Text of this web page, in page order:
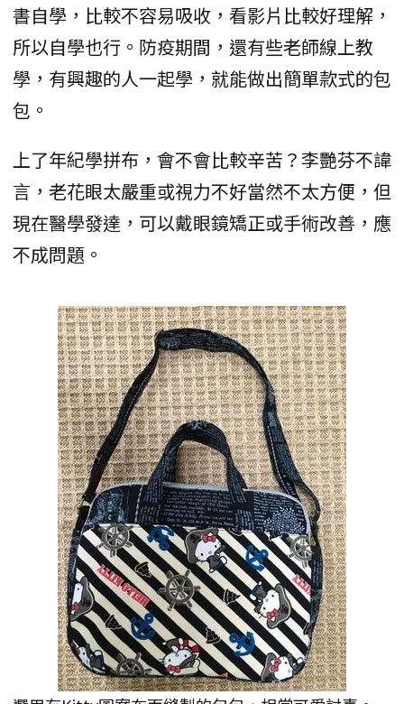
書自學，比較不容易吸收，看影片比較好理解，
所以自學也行。防疫期間，還有些老師線上教
學，有興趣的人一起學，就能做出簡單款式的包
包。
上了年紀學拼布，會不會比較辛苦？李艷芬不諱
言，老花眼太嚴重或視力不好當然不太方便，但
現在醫學發達，可以戴眼鏡矯正或手術改善，應
不成問題。